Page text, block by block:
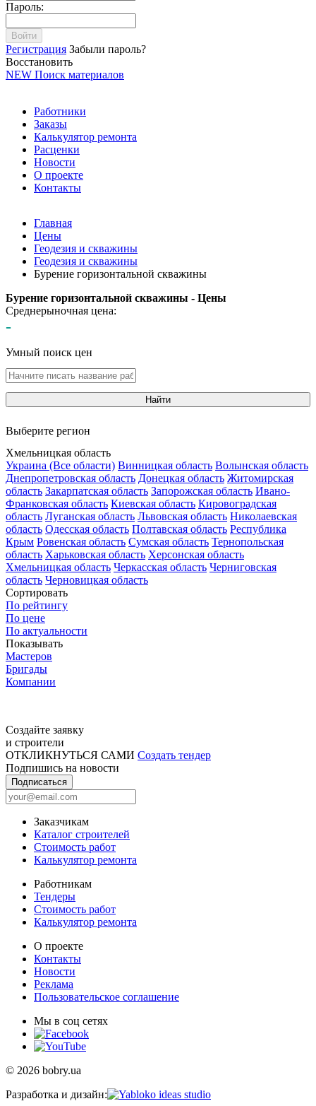
Пароль:
Войти
Регистрация Забыли пароль?
Восстановить
NEW Поиск материалов
Работники
Заказы
Калькулятор ремонта
Расценки
Новости
О проекте
Контакты
Главная
Цены
Геодезия и скважины
Геодезия и скважины
Бурение горизонтальной скважины
Бурение горизонтальной скважины - Цены
Среднерыночная цена:
-
Умный поиск цен
Найти
Выберите регион
Хмельницкая область
Украина (Все области) Винницкая область Волынская область
Днепропетровская область Донецкая область Житомирская
область Закарпатская область Запорожская область Ивано-
Франковская область Киевская область Кировоградская
область Луганская область Львовская область Николаевская
область Одесская область Полтавская область Республика
Крым Ровенская область Сумская область Тернопольская
область Харьковская область Херсонская область
Хмельницкая область Черкасская область Черниговская
область Черновицкая область
Сортировать
По рейтингу
По цене
По актуальности
Показывать
Мастеров
Бригады
Компании
Создайте заявку
и строители
ОТКЛИКНУТЬСЯ САМИ Создать тендер
Подпишись на новости
Подписаться
Заказчикам
Каталог строителей
Стоимость работ
Калькулятор ремонта
Работникам
Тендеры
Стоимость работ
Калькулятор ремонта
О проекте
Контакты
Новости
Реклама
Пользовательское соглашение
Мы в соц сетях
© 2026 bobry.ua
Разработка и дизайн: